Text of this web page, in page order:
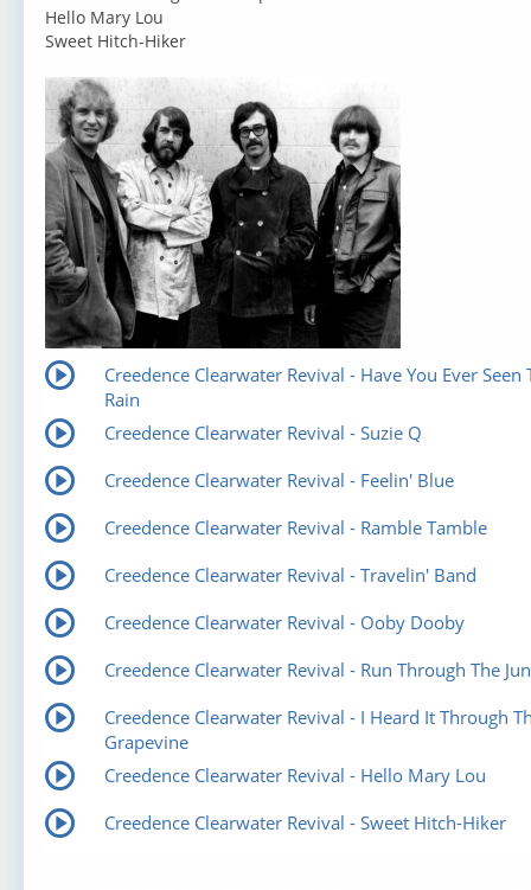
Hello Mary Lou
Sweet Hitch-Hiker
Creedence Clearwater Revival - Have You Ever Seen
Rain
Creedence Clearwater Revival - Suzie Q
Creedence Clearwater Revival - Feelin' Blue
Creedence Clearwater Revival - Ramble Tamble
Creedence Clearwater Revival - Travelin' Band
Creedence Clearwater Revival - Ooby Dooby
Creedence Clearwater Revival - Run Through The
Creedence Clearwater Revival - I Heard It Through
Grapevine
Creedence Clearwater Revival - Hello Mary Lou
Creedence Clearwater Revival - Sweet Hitch-Hiker